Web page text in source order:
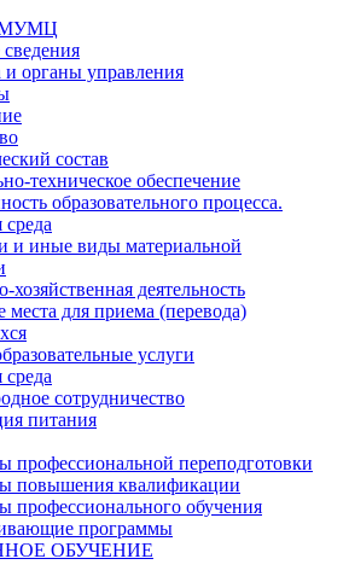
и органы управления
состав
техническое обеспечение
образовательного процесса.
среда
и иные виды материальной
деятельность
места для приема (перевода)
услуги
среда
сотрудничество
питания
профессиональной переподготовки
повышения квалификации
профессионального обучения
программы
ОБУЧЕНИЕ